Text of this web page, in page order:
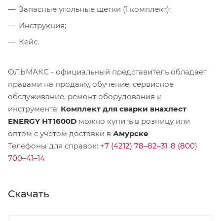
Запасные угольные щетки (1 комплект);
Инструкция;
Кейс.
ОЛЬМАКС - официальный представитель обладает
правами на продажу, обучение, сервисное
обслуживание, ремонт оборудования и
инструмента. Комплект для сварки внахлест
ENERGY HT1600D можно купить в розницу или
оптом с учетом доставки в Амурске
Телефоны для справок: +7 (4212) 78–82–31, 8 (800)
700–41–14
Скачать